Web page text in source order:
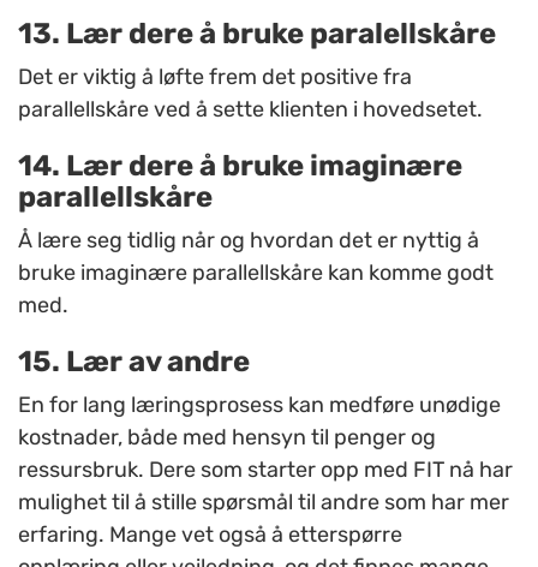
13. Lær dere å bruke paralellskåre
Det er viktig å løfte frem det positive fra
parallellskåre ved å sette klienten i hovedsetet.
14. Lær dere å bruke imaginære
parallellskåre
Å lære seg tidlig når og hvordan det er nyttig å
bruke imaginære parallellskåre kan komme godt
med.
15. Lær av andre
En for lang læringsprosess kan medføre unødige
kostnader, både med hensyn til penger og
ressursbruk. Dere som starter opp med FIT nå har
mulighet til å stille spørsmål til andre som har mer
erfaring. Mange vet også å etterspørre